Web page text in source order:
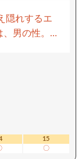
男の性。
回す…そし
え切れ
いで始まる
15
〇